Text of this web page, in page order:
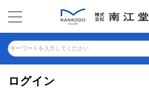
キーワードを入力してください
ログイン